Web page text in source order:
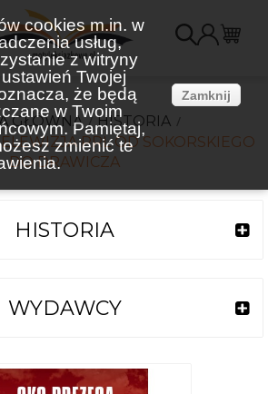
cookies m.in. w
usług,
z witryny
Twojej
że będą
w Twoim
Pamiętaj,
zmienić te
Zamknij
GŁÓWNA
HISTORIA
PRL OD SOKORSKIEGO
DO DRAWICZA
HISTORIA
WYDAWCY